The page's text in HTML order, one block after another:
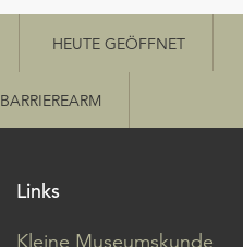
HEUTE GEÖFFNET
BARRIEREARM
Links
Kleine Museumskunde